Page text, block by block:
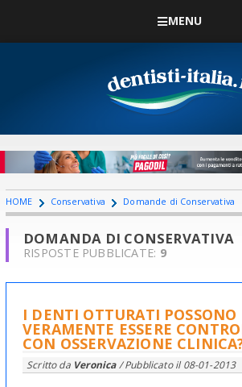
MENU
HOME Conservativa Domande di Conservativa
DOMANDA DI CONSERVATIVA
RISPOSTE PUBBLICATE: 9
I DENTI OTTURATI POSSONO
VERAMENTE ESSERE
CON OSSERVAZIONE
Scritto da Veronica/ Pubblicato il 08-01-2013